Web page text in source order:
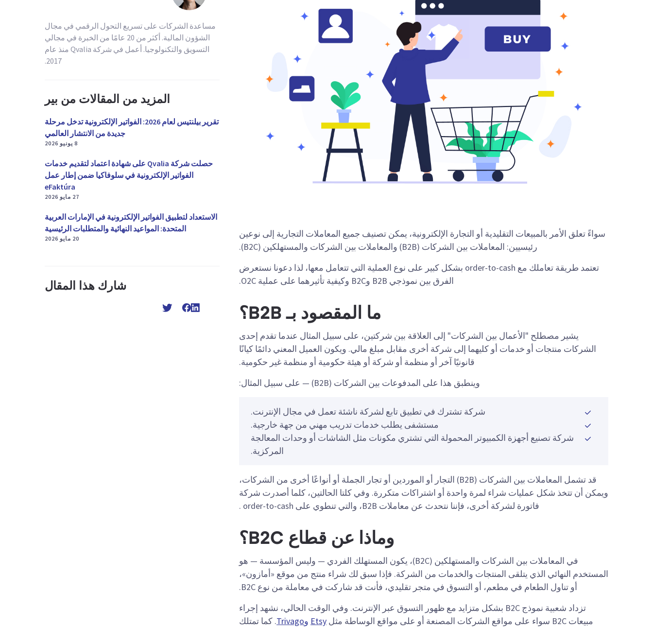
سواءً تعلق الأمر بالمبيعات التقليدية أو التجارة الإلكترونية، يمكن تصنيف جميع المعاملات التجارية إلى نوعين
رئيسيين: المعاملات بين الشركات (B2B) والمعاملات بين الشركات والمستهلكين (B2C).
تعتمد طريقة تعاملك مع order-to-cash بشكل كبير على نوع العملية التي تتعامل معها، لذا دعونا نستعرض
الفرق بين نموذجي B2B وB2C وكيفية تأثيرهما على عملية O2C.
ما المقصود بـ B2B؟
يشير مصطلح "الأعمال بين الشركات" إلى العلاقة بين شركتين، على سبيل المثال عندما تقدم إحدى
الشركات منتجات أو خدمات أو كليهما إلى شركة أخرى مقابل مبلغ مالي. ويكون العميل المعني دائمًا كيانًا
قانونيًا آخر أو منظمة أو شركة أو هيئة حكومية أو منظمة غير حكومية.
وينطبق هذا على المدفوعات بين الشركات (B2B) — على سبيل المثال:
شركة تشترك في تطبيق تابع لشركة ناشئة تعمل في مجال الإنترنت.
مستشفى يطلب خدمات تدريب مهني من جهة خارجية.
شركة تصنيع أجهزة الكمبيوتر المحمولة التي تشتري مكونات مثل الشاشات أو وحدات المعالجة
المركزية.
قد تشمل المعاملات بين الشركات (B2B) التجار أو الموردين أو تجار الجملة أو أنواعًا أخرى من الشركات،
ويمكن أن تتخذ شكل عمليات شراء لمرة واحدة أو اشتراكات متكررة. وفي كلتا الحالتين، كلما أصدرت شركة
فاتورة لشركة أخرى، فإننا نتحدث عن معاملات B2B، والتي تنطوي على order-to-cash .
وماذا عن قطاع B2C؟
في المعاملات بين الشركات والمستهلكين (B2C)، يكون المستهلك الفردي — وليس المؤسسة — هو
المستخدم النهائي الذي يتلقى المنتجات والخدمات من الشركة. فإذا سبق لك شراء منتج من موقع «أمازون»،
أو تناول الطعام في مطعم، أو التسوق في متجر تقليدي، فأنت قد شاركت في معاملة من نوع B2C.
تزداد شعبية نموذج B2C بشكل متزايد مع ظهور التسوق عبر الإنترنت. وفي الوقت الحالي، نشهد إجراء
مبيعات B2C سواء على مواقع الشركات المصنعة أو على مواقع الوساطة مثل
Etsy وTrivago
. كما تمتلك
مساعدة الشركات على تسريع التحول الرقمي في مجال
الشؤون المالية. أكثر من 20 عامًا من الخبرة في مجالي
التسويق والتكنولوجيا. أعمل في شركة Qvalia منذ عام
2017.
المزيد من المقالات من بير
تقرير بيلنتيس لعام 2026: الفواتير الإلكترونية تدخل مرحلة
جديدة من الانتشار العالمي
8 يونيو 2026
حصلت شركة Qvalia على شهادة اعتماد لتقديم خدمات
الفواتير الإلكترونية في سلوفاكيا ضمن إطار عمل
eFaktúra
27 مايو 2026
الاستعداد لتطبيق الفواتير الإلكترونية في الإمارات العربية
المتحدة: المواعيد النهائية والمتطلبات الرئيسية
20 مايو 2026
شارك هذا المقال